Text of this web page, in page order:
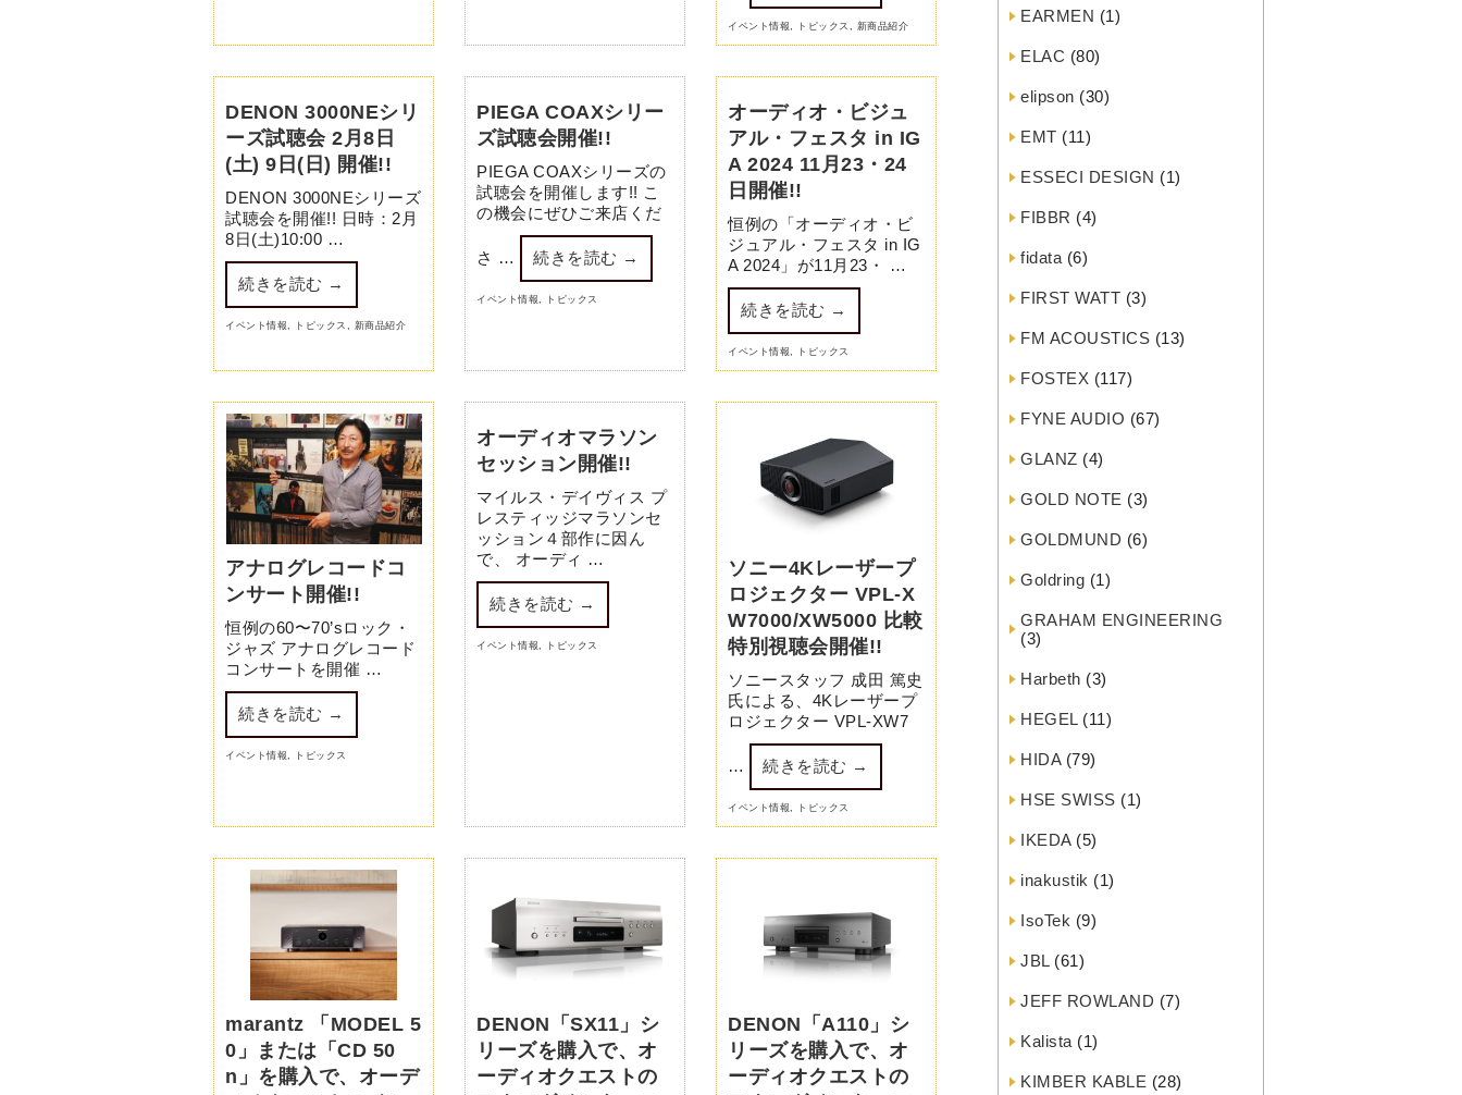
イベント情報, トピックス , 新商品紹介
DENON 3000NEシリ
ーズ試聴会 2月8日
(土) 9日(日) 開催!!
DENON 3000NEシリーズ
試聴会を開催!! 日時：2月
8日(土)10:00 …
続きを読む →
イベント情報, トピックス , 新商品紹介
PIEGA COAXシリー
ズ試聴会開催!!
PIEGA COAXシリーズの
試聴会を開催します!! こ
の機会にぜひご来店くだ
さ … 続きを読む →
イベント情報, トピックス
オーディオ・ビジュ
アル・フェスタ in IG
A 2024 11月23・24
日開催!!
恒例の「オーディオ・ビ
ジュアル・フェスタ in IG
A 2024」が11月23・ …
続きを読む →
イベント情報, トピックス
アナログレコードコ
ンサート開催!!
恒例の60〜70’sロック・
ジャズ アナログレコード
コンサートを開催 …
続きを読む →
イベント情報, トピックス
オーディオマラソン
セッション開催!!
マイルス・デイヴィス プ
レスティッジマラソンセ
ッション４部作に因ん
で、 オーディ …
続きを読む →
イベント情報, トピックス
ソニー4Kレーザープ
ロジェクター VPL-X
W7000/XW5000 比較
特別視聴会開催!!
ソニースタッフ 成田 篤史
氏による、4Kレーザープ
ロジェクター VPL-XW7
… 続きを読む →
イベント情報, トピックス
marantz 「MODEL 5
0」または「CD 50
n」を購入で、オーデ
DENON「SX11」シ
リーズを購入で、オ
ーディオクエストの
DENON「A110」シ
リーズを購入で、オ
ーディオクエストの
EARMEN (1)
ELAC (80)
elipson (30)
EMT (11)
ESSECI DESIGN (1)
FIBBR (4)
fidata (6)
FIRST WATT (3)
FM ACOUSTICS (13)
FOSTEX (117)
FYNE AUDIO (67)
GLANZ (4)
GOLD NOTE (3)
GOLDMUND (6)
Goldring (1)
GRAHAM ENGINEERING
(3)
Harbeth (3)
HEGEL(11)
HIDA(79)
HSE SWISS (1)
IKEDA(5)
inakustik (1)
IsoTek (9)
JBL(61)
JEFF ROWLAND (7)
Kalista (1)
KIMBER KABLE (28)